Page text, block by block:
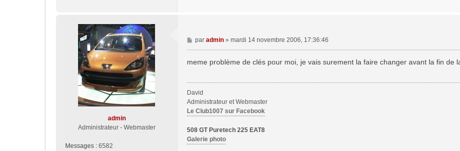
admin
Administrateur - Webmaster
Messages : 6582
M
e
e
par admin» mardi 14 novembre 2006, 17:36:46
meme problème de clés pour moi, je vais surement la faire changer avant la fin de
David
Administrateur et Webmaster
Le Club1007 sur Facebook
508 GT Puretech 225 EAT8
Galerie photo